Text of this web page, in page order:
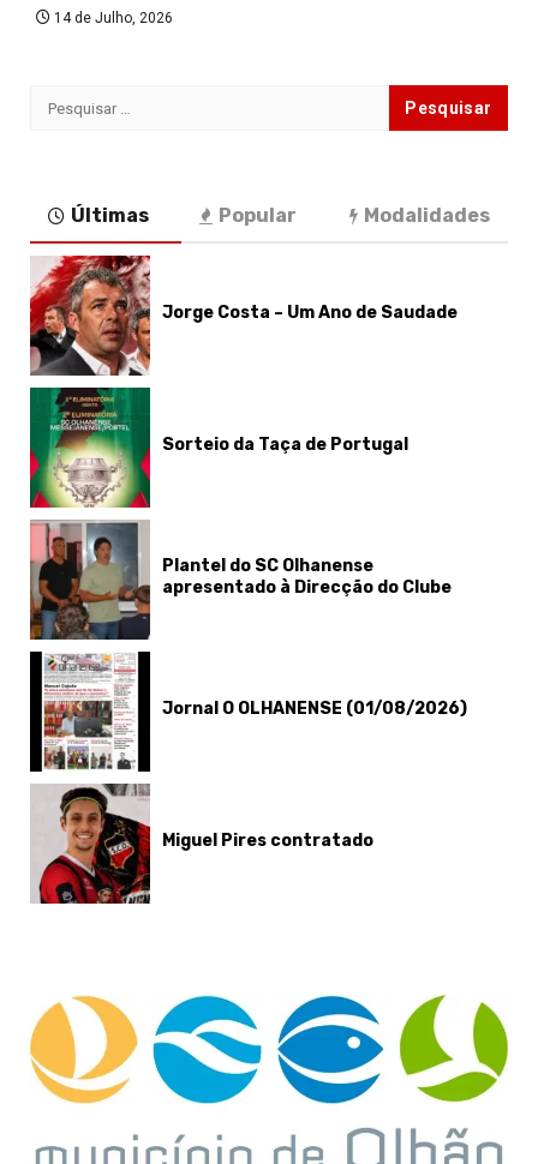
14 de Julho, 2026
Pesquisar
Últimas Popular Modalidades
Jorge Costa – Um Ano de Saudade
Sorteio da Taça de Portugal
Plantel do SC Olhanense
apresentado à Direcção do Clube
Jornal O OLHANENSE (01/08/2026)
Miguel Pires contratado